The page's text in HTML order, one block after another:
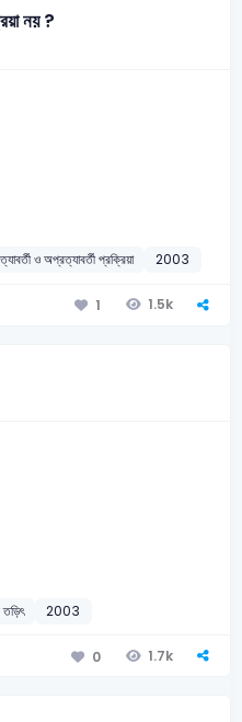
নয় ?
ও অপ্রত্যাবর্তী প্রক্রিয়া 2003
1 1.5k
2003
0 1.7k